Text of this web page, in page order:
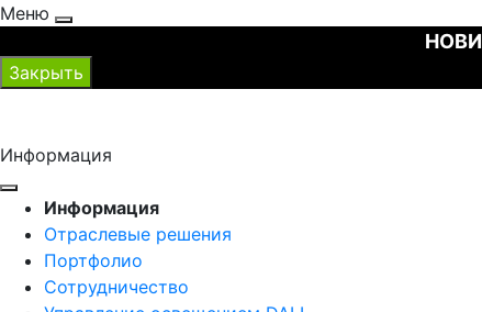
Меню
Закрыть
Информация
Информация
Отраслевые решения
Портфолио
Сотрудничество